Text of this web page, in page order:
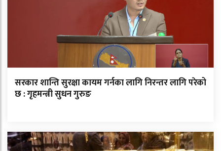
सरकार शान्ति सुरक्षा कायम गर्नका लागि निरन्तर लागि परेको
छ : गृहमन्त्री सुधन गुरुङ